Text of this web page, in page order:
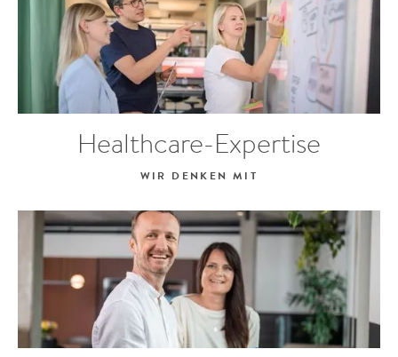
Healthcare-Expertise
WIR DENKEN MIT